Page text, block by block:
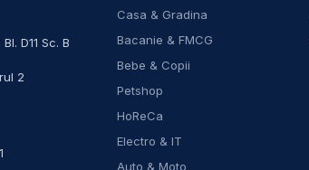
D11 Sc. B
2
Casa & Gradina
Bacanie & FMCG
Bebe & Copii
Petshop
HoReCa
Electro & IT
Auto & Moto